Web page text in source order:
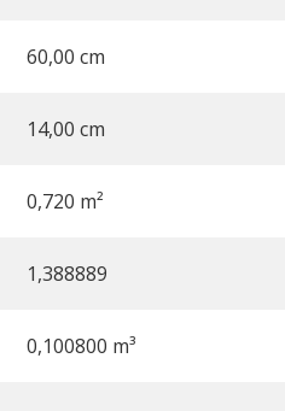
60,00 cm
14,00 cm
0,720 m²
1,388889
0,100800 m³